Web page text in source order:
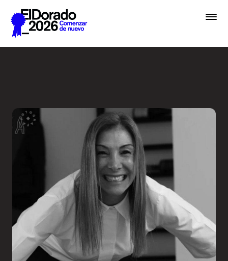
Saltar al contenido principal
Academias
Inscribir
Boletería